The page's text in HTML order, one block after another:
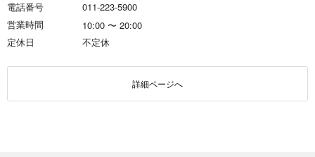
電話番号
011-223-5900
営業時間
10:00 〜 20:00
定休日
不定休
詳細ページへ